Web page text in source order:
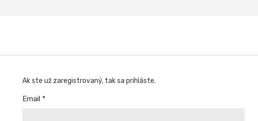
Ak ste už zaregistrovaný, tak sa prihláste.
Email *